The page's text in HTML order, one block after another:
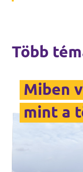
Több
Miben
mint a